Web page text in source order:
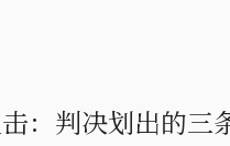
：判决划出的三